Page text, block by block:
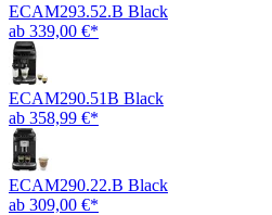
ECAM293.52.B Black
ab 339,00 €*
ECAM290.51B Black
ab 358,99 €*
ECAM290.22.B Black
ab 309,00 €*